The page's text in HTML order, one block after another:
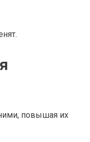
повышая их